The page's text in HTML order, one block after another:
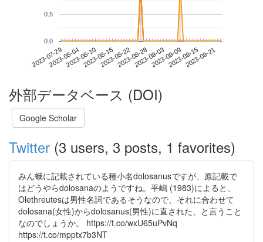
2023-07-292023-08-042023-08-102023-08-162023-08-222023-08-282023-09-032023-09-092023-09-152023-09-21
0.0
0.5
外部データベース (DOI)
Google Scholar
Twitter (3 users, 3 posts, 1 favorites)
みん蛾に記載されている種小名dolosanusですが、原記載で
はどうやらdolosanaのようですね。平嶋 (1983)によると、
Olethreutesは男性名詞であるそうなので、それに合わせて
dolosana(女性)からdolosanus(男性)に直された、と言うこと
なのでしょうか。 https://t.co/wxU65uPvNq
https://t.co/mpptx7b3NT